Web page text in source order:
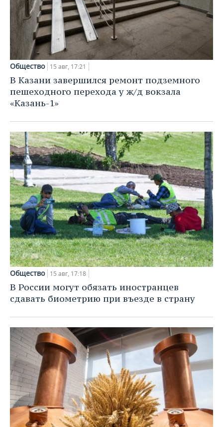
Общество 15 авг, 17:21
В Казани завершился ремонт подземного
пешеходного перехода у ж/д вокзала
«Казань-1»
Общество 15 авг, 17:18
В России могут обязать иностранцев
сдавать биометрию при въезде в страну